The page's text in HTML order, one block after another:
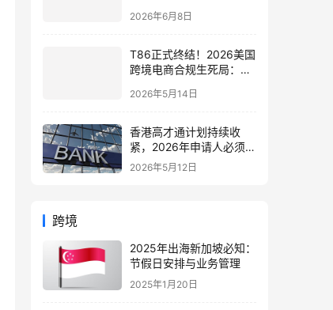
流程
2026年6月8日
T86正式终结！2026美国
跨境电商合规生死局：海
构全面重构
2026年5月14日
香港高才通计划持续收
紧，2026年申请人必须注
意的7个关键变化！附最
2026年5月12日
跨境
2025年出海新加坡必知：
节假日安排与业务管理
2025年1月20日